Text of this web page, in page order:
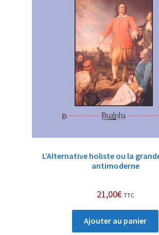
L’Alternative holiste ou la
antimoderne
21,00€ TTC
Ajouter au panier